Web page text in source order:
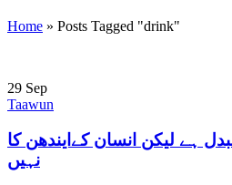
Home » Posts Tagged "drink"
29 Sep
Taawun
ہے لیکن انسان کےایندھن کا
نہیں